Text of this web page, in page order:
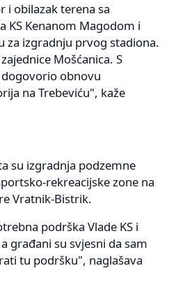
i obilazak terena sa
Kenanom Magodom i
za izgradnju prvog stadiona.
Mošćanica. S
obnovu
na Trebeviću", kaže
su izgradnja podzemne
rekreacijske zone na
Vratnik-Bistrik.
podrška Vlade KS i
građani su svjesni da sam
tu podršku", naglašava